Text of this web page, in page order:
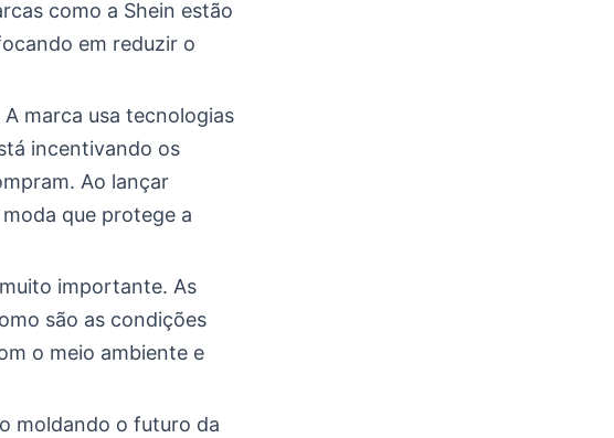
como a Shein estão
em reduzir o
marca usa tecnologias
incentivando os
Ao lançar
que protege a
importante. As
são as condições
o meio ambiente e
moldando o futuro da